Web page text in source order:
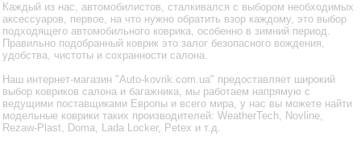
Каждый из нас, автомобилистов, сталкивался с выбором необходимых
аксессуаров, первое, на что нужно обратить взор каждому, это выбор
подходящего автомобильного коврика, особенно в зимний период.
Правильно подобранный коврик это залог безопасного вождения,
удобства, чистоты и сохранности салона.
Наш интернет-магазин "Auto-kovrik.com.ua" предоставляет широкий
выбор ковриков салона и багажника, мы работаем напрямую с
ведущими поставщиками Европы и всего мира, у нас вы можете найти
модельные коврики таких производителей: WeatherTech, Novline,
Rezaw-Plast, Doma, Lada Locker, Petex и т.д.